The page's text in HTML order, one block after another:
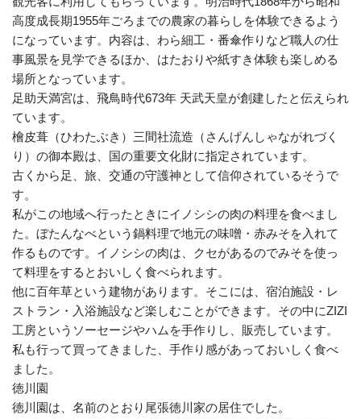
高度成長期1955年ごろまでの農家の暮らしを体験できるよう
になっています。内容は、わら細工・番傘作りなど職人の仕
事風景を見学できるほか、はたおりや紙すき体験も楽しめる
場所となっています。
足助天満宮は、飛鳥時代673年 天武天皇が創建したと伝えられ
ています。
檜皮葺（ひわたぶき）三間社流造（さんげんしゃながれづく
り）の御本殿は、国の重要文化財に指定されています。
古くから足、旅、交通の守護神として信仰されているそうで
す。
私がこの地域へ行ったときにイノシシの肉の料理を食べまし
た。ぼたんなべという鍋料理で地元の味噌・赤みそを入れて
作るものです。イノシシの肉は、クセがあるのでみそを使っ
て料理をするとおいしく食べられます。
他に百年草という建物があります。そこには、宿泊施設・レ
ストラン・入浴施設など楽しむことができます。その中にZIZI
工房というソーセージやハムを手作りし、販売しています。
私も行って買ってきました、手作り感があっておいしく食べ
ました。
徳川園
徳川園は、名前のとおり尾張徳川家の居住でした。